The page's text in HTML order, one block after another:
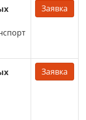
Заявка
Заявка